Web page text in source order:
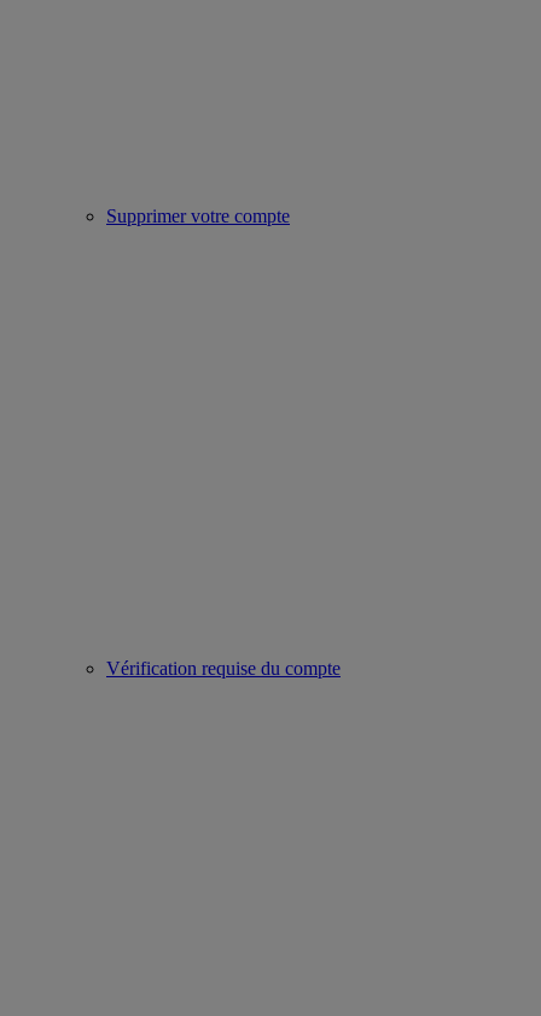
Supprimer votre compte
Vérification requise du compte